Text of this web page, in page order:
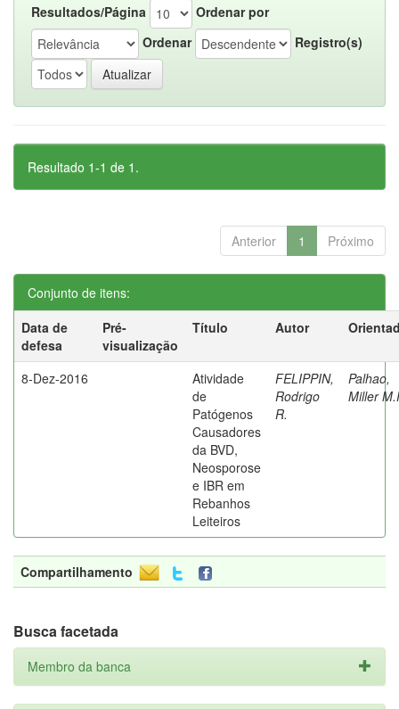
Resultados/Página
Ordenar por
Ordenar
Registro(s)
Resultado 1-1 de 1.
Anterior 1 Próximo
Conjunto de itens:
Data de
defesa
Pré-
visualização
Título Autor
8-Dez-2016
Atividade
de
Patógenos
Causadores
da BVD,
Neosporose
e IBR em
Rebanhos
Leiteiros
FELIPPIN,
Rodrigo
R.
Palhao,
Miller
Compartilhamento
Busca facetada
Membro da banca